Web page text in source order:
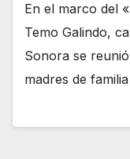
En el marco del
Temo Galindo,
Sonora se
madres de